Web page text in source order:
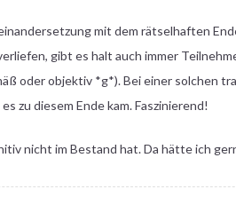
mit dem rätselhaften
gibt es halt auch immer
oder objektiv *g*). Bei einer solchen
zu diesem Ende kam. Faszinierend!
nicht im Bestand hat. Da hätte ich